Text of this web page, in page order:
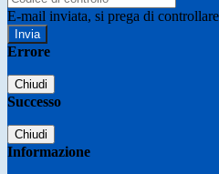
E-mail inviata, si prega di
Errore
Chiudi
Successo
Chiudi
Informazione